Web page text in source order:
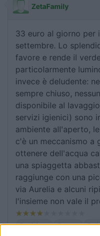
ZetaFamily
33 euro al giorno per
settembre. Lo
favore e rende il
particolarmente
invece è deludente:
sempre chiuso,
disponibile al
servizi igienici) sono
ambiente all'aperto,
c'è un meccanismo a
ottenere dell'acqua
una spiaggetta
raggiunge con una
via Aurelia e alcuni
l'insieme non vale il
Posizione Prezzo